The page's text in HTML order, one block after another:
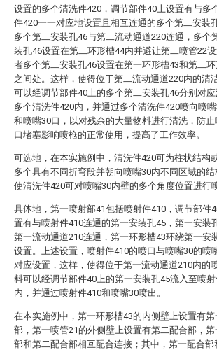
设置的多个清洗件420，调节部件40上设置有与多
件420一一对应地设置且相互连通的多个第二安装
多个第二安装孔46与第二流动通道220连通，多个
装孔46设置在第二环形槽44内并避让第二喷管22
者多个第二安装孔46设置在第一环形槽43和第二
之间处。这样，使得位于第二流动通道220内的清
可以经调节部件40上的多个第二安装孔46分别对
多个清洗件420内，并通过多个清洗件420喷向喷
和喷嘴30口，以对残余的大量物料进行清洗，防止
口堵塞影响喷枪的正常使用，提高了工作效率。
可选地，在本实施例中，清洗件420可为柱状结构
多个具有不同折弯段并朝向喷嘴30内不同区域的结
使清洗件420可对喷嘴30内壁的多个角度位置进行
具体地，第一喷射部41包括喷射件410，调节部件
置有与喷射件410连通的第一安装孔45，第一安装
第一流动通道210连通，第一环形槽43环绕第一安
设置。上述设置，喷射件410的喷口与喷嘴30的喷
对应设置，这样，使得位于第一流动通道210内的
料可以经调节部件40上的第一安装孔45流入至喷
内，并通过喷射件410和喷嘴30喷出。
在本实施例中，第一环形槽43的内侧壁上设置有
部，第一喷管21的外侧壁上设置有第二配合部，
部和第二配合部相互配合连接；其中，第一配合部